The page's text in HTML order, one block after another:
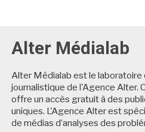
Alter Médialab
Alter Médialab est le
journalistique de l'Agence Alter.
offre un accès gratuit à des
uniques. L'Agence Alter est
de médias d’analyses des